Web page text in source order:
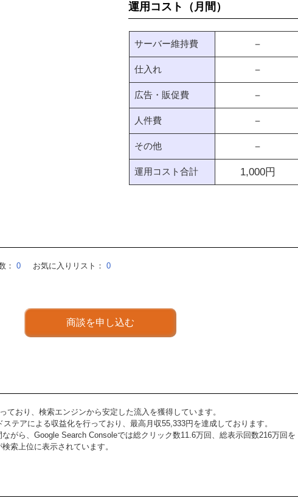
運用コスト（月間）
サーバー維持費 －
仕入れ －
広告・販促費 －
人件費 －
その他 －
運用コスト合計 1,000円
： 0 お気に入りリスト： 0
商談を申し込む
ており、検索エンジンから安定した流入を獲得しています。
テアによる収益化を行っており、最高月収55,333円を達成しております。
がら、Google Search Consoleでは総クリック数11.6万回、総表示回数216万回を
索上位に表示されています。